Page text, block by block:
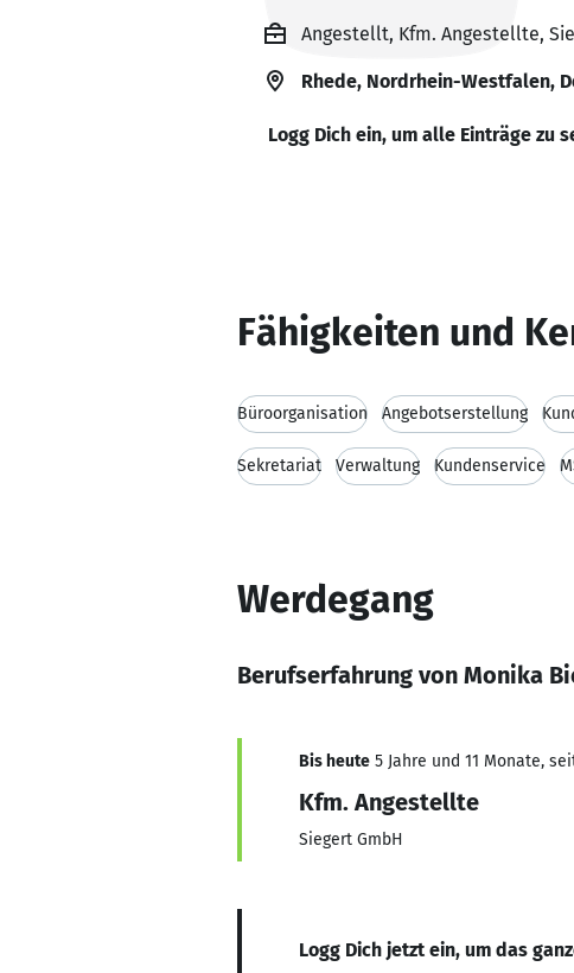
Angestellt, Kfm. Angestellte,
Rhede, Nordrhein-Westfalen,
Logg Dich ein, um alle Einträge zu
Fähigkeiten und
Büroorganisation Angebotserstellung
Sekretariat Verwaltung Kundenservice
Werdegang
Berufserfahrung von Monika
Bis heute 5 Jahre und 11 Monate,
Kfm. Angestellte
Siegert GmbH
Logg Dich jetzt ein, um das